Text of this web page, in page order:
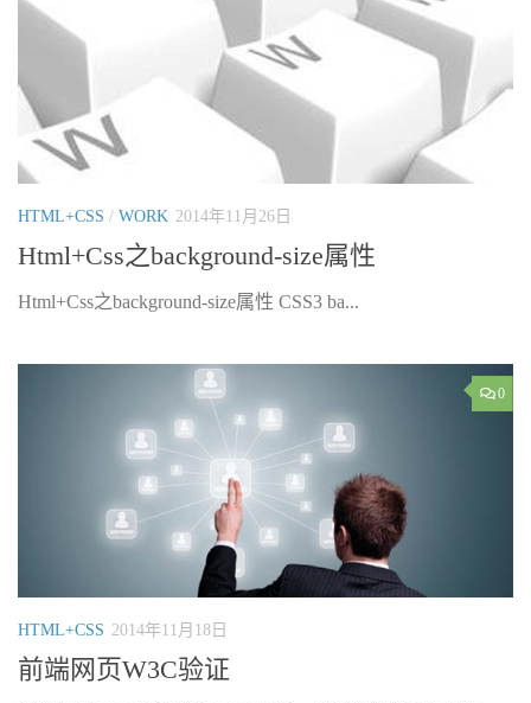
HTML+CSS / WORK 2014年11月26日
Html+Css之background-size属性
Html+Css之background-size属性 CSS3 ba...
0
HTML+CSS 2014年11月18日
前端网页W3C验证